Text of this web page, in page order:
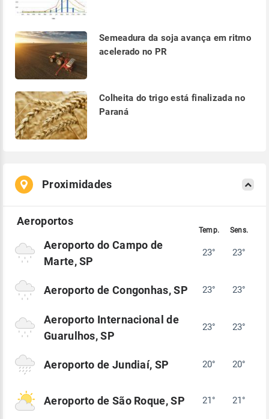
Semeadura da soja avança em ritmo
acelerado no PR
Colheita do trigo está finalizada no
Paraná
Proximidades
Aeroporto do Campo de
Marte, SP
23° 23°
Aeroporto de Congonhas, SP 23° 23°
Aeroporto Internacional de
Guarulhos, SP
23° 23°
Aeroporto de Jundiaí, SP 20° 20°
Aeroporto de São Roque, SP 21° 21°